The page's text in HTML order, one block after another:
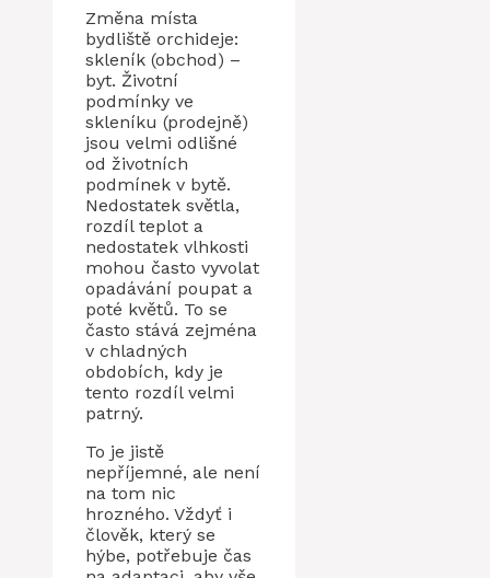
Změna místa
bydliště orchideje:
skleník (obchod) –
byt. Životní
podmínky ve
skleníku (prodejně)
jsou velmi odlišné
od životních
podmínek v bytě.
Nedostatek světla,
rozdíl teplot a
nedostatek vlhkosti
mohou často vyvolat
opadávání poupat a
poté květů. To se
často stává zejména
v chladných
obdobích, kdy je
tento rozdíl velmi
patrný.
To je jistě
nepříjemné, ale není
na tom nic
hrozného. Vždyť i
člověk, který se
hýbe, potřebuje čas